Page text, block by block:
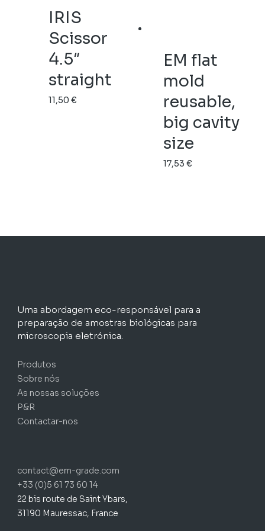
IRIS
Scissor
4.5″
straight
11,50 €
EM flat
mold
reusable,
big cavity
size
17,53€
Uma abordagem eco-responsável para a
preparação de amostras biológicas para
microscopia eletrónica.
Produtos
Sobre nós
As nossas soluções
P&R
Contactar-nos
contact@em-grade.com
+33 (0)5 61 73 60 14
22 bis route de Saint Ybars,
31190 Mauressac, France